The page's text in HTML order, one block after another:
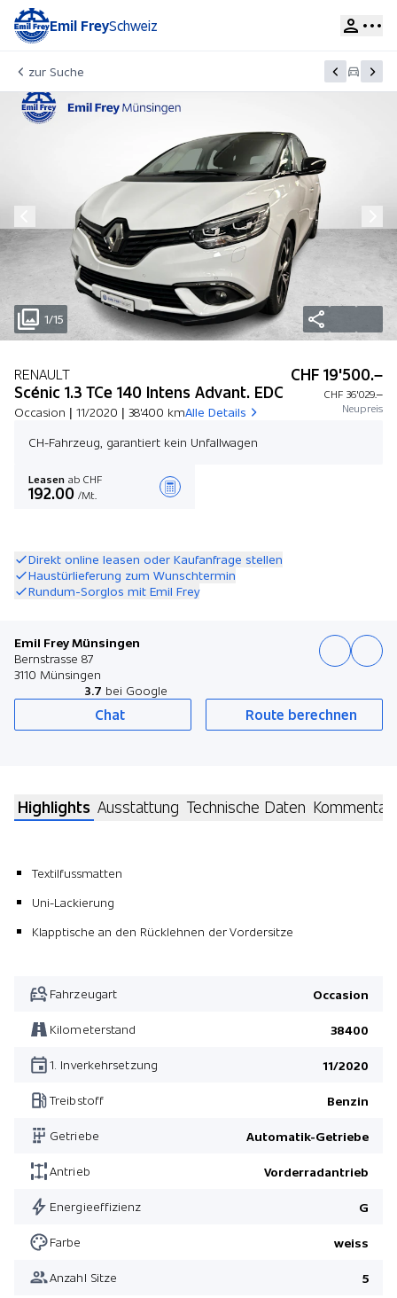
Emil FreySchweiz
zur Suche
1/15
RENAULT
Scénic 1.3 TCe 140 Intens Advant. EDC
Occasion | 11/2020 | 38'400 kmAlle Details
CHF 19'500.–
CHF 36'029.–
Neupreis
CH-Fahrzeug, garantiert kein Unfallwagen
Leasen ab CHF
192.00 /Mt.
Direkt online leasen oder Kaufanfrage stellen
Haustürlieferung zum Wunschtermin
Rundum-Sorglos mit Emil Frey
Emil Frey Münsingen
Bernstrasse 87
3110 Münsingen
3.7 bei Google
Chat Route berechnen
Highlights Ausstattung Technische Daten Kommentar
Textilfussmatten
Uni-Lackierung
Klapptische an den Rücklehnen der Vordersitze
Fahrzeugart Occasion
Kilometerstand 38400
1. Inverkehrsetzung 11/2020
Treibstoff Benzin
Getriebe Automatik-Getriebe
Antrieb Vorderradantrieb
Energieeffizienz G
Farbe weiss
Anzahl Sitze 5